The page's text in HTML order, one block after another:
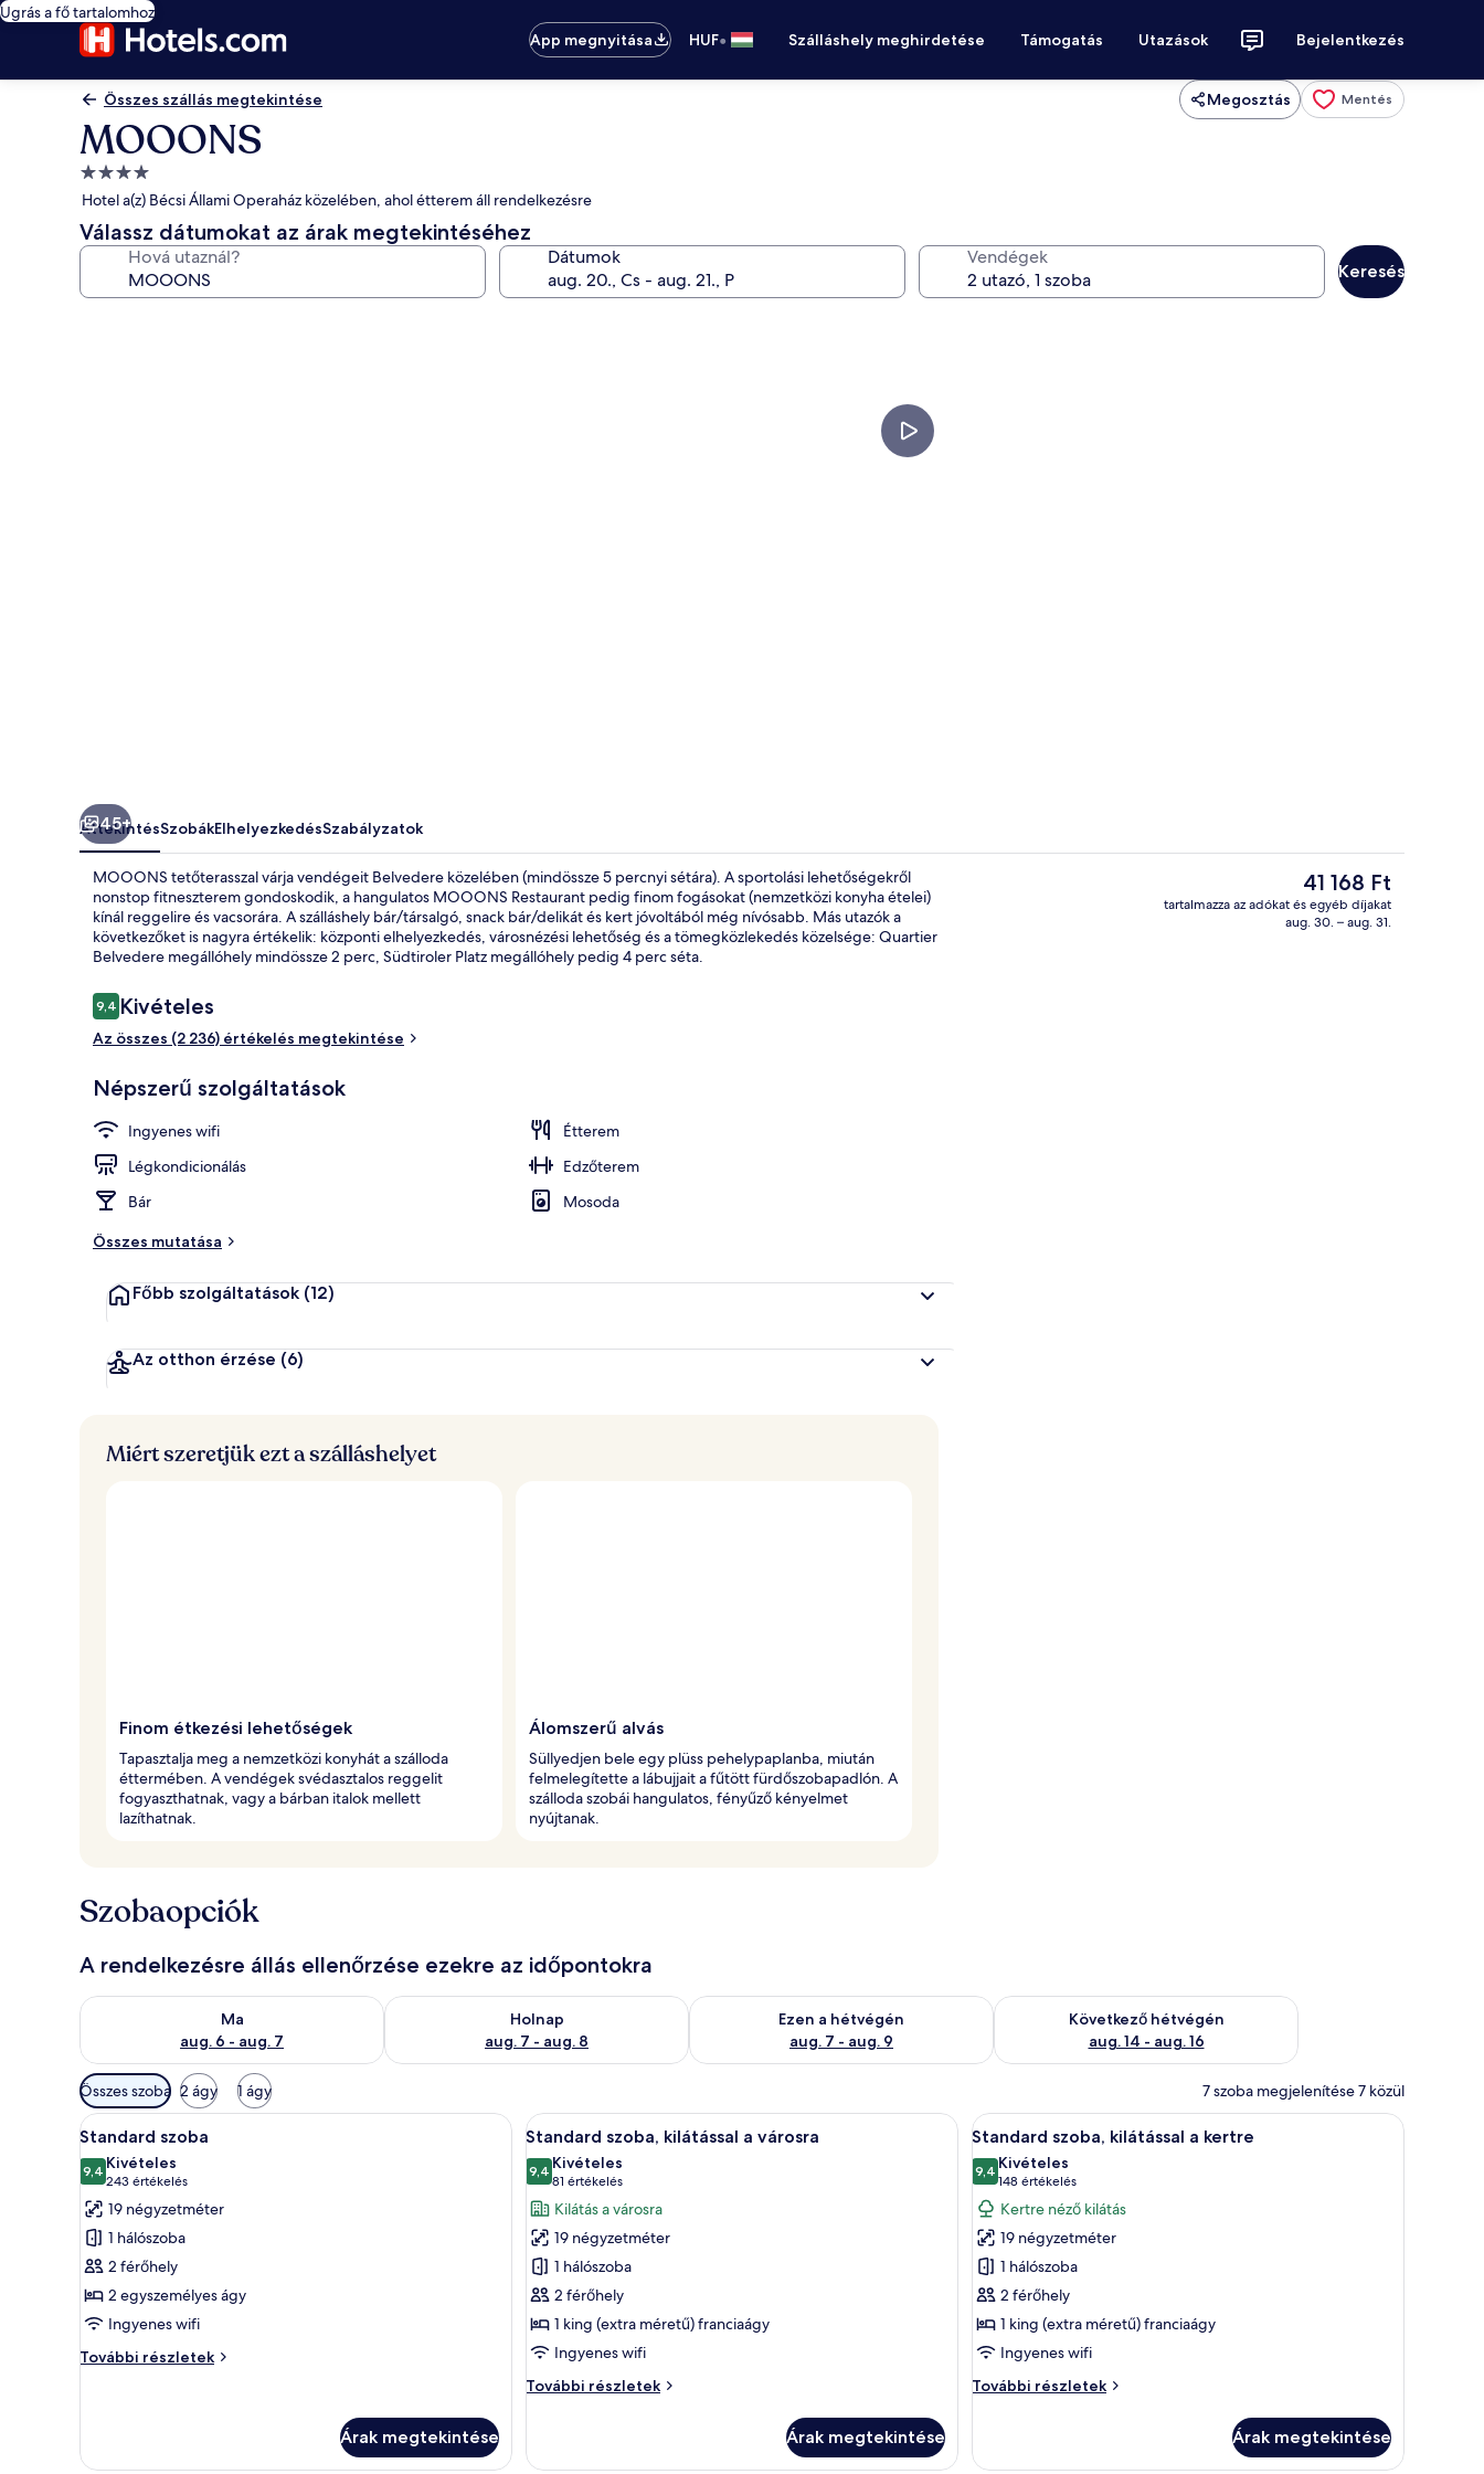
Ugrás a fő tartalomhoz
App megnyitása
HUF• Szálláshely meghirdetése Támogatás Utazások Bejelentkezés
Összes szállás megtekintése Megosztás Mentés
MOOONS
4.0
csillagos
szálláshely
Hotel a(z) Bécsi Állami Operaház közelében, ahol étterem áll rendelkezésre
Válassz dátumokat az árak megtekintéséhez
Hová utaznál? Dátumok Vendégek
Keresés
Tetőtéri bár Tetőtéri bár
45+
ÁttekintésSzobákElhelyezkedésSzabályzatok
MOOONS tetőterasszal várja vendégeit Belvedere közelében (mindössze 5 percnyi sétára). A sportolási lehetőségekről
nonstop fitneszterem gondoskodik, a hangulatos MOOONS Restaurant pedig finom fogásokat (nemzetközi konyha ételei)
kínál reggelire és vacsorára. A szálláshely bár/társalgó, snack bár/delikát és kert jóvoltából még nívósabb. Más utazók a
következőket is nagyra értékelik: központi elhelyezkedés, városnézési lehetőség és a tömegközlekedés közelsége: Quartier
Belvedere megállóhely mindössze 2 perc, Südtiroler Platz megállóhely pedig 4 perc séta.
Értékelések
9,49,4 ennyiből: 10
Kivételes
Az összes (2 236) értékelés megtekintése
Népszerű szolgáltatások
Ingyenes wifi
Étterem
Légkondicionálás
Edzőterem
Bár
Mosoda
Összes mutatása
Főbb szolgáltatások (12)
Az otthon érzése (6)
A
jelenlegi
ár
41 168 Ft
tartalmazza az adókat és egyéb díjakat
aug. 30. – aug. 31.
Miért szeretjük ezt a szálláshelyet
Finom étkezési lehetőségek
Tapasztalja meg a nemzetközi konyhát a szálloda
éttermében. A vendégek svédasztalos reggelit
fogyaszthatnak, vagy a bárban italok mellett
lazíthatnak.
Álomszerű alvás
Süllyedjen bele egy plüss pehelypaplanba, miután
felmelegítette a lábujjait a fűtött fürdőszobapadlón. A
szálloda szobái hangulatos, fényűző kényelmet
nyújtanak.
Szobaopciók
A rendelkezésre állás ellenőrzése ezekre az időpontokra
Ma
aug. 6 - aug. 7
A ma esti rendelkezésre állás ellenőrzése: aug. 6 - aug. 7
Holnap
aug. 7 - aug. 8
A holnapi rendelkezésre állás ellenőrzése: aug. 7 - aug. 8
Ezen a hétvégén
aug. 7 - aug. 9
A mostani hétvégi rendelkezésre állás ellenőrzése: aug. 7 - aug. 9
Következő hétvégén
aug. 14 - aug. 16
A következő hétvégi rendelkezésre állás ellenőrzése: aug. 14 -
Szobákhoz
rendelkezésre
álló
szűrők
Összes szoba 2 ágy 1 ágy 7 szoba megjelenítése 7 közül
A
következő
szoba
összes
képének
megtekintése:
Standard
szoba
Egy modern szállodaszoba, amelyben egy nagy ágy, egy kör alakú ablak és kilátás nyílik a városra.
8
Standard szoba
9,410-ből 9,4
Kivételes
243 értékelés
(243
értékelés)
19 négyzetméter
1 hálószoba
2 férőhely
2 egyszemélyes ágy
Ingyenes wifi
További részletek
Standard
Árak megtekintése
A
következő
szoba
összes
képének
megtekintése:
Standard
szoba,
kilátással
a
városra
Egy modern szállodaszoba, melyben egy nagy ágy, egy kör alakú ablak, ahonnan kilátás nyílik a városra, egy
7
Standard szoba, kilátással a városra
9,410-ből 9,4
Kivételes
81 értékelés
(81
értékelés)
Kilátás a városra
19 négyzetméter
1 hálószoba
2 férőhely
1 king (extra méretű) franciaágy
Ingyenes wifi
További részletek
Standard
városra
Árak megtekintése
A
következő
szoba
összes
képének
megtekintése:
Standard
szoba,
kilátással
a
kertre
Egy modern szállodaszoba, amelyben egy
5
Standard szoba, kilátással a kertre
9,410-ből 9,4
Kivételes
148 értékelés
(148
értékelés)
Kertre néző kilátás
19 négyzetméter
1 hálószoba
2 férőhely
1 king (extra méretű) franciaágy
Ingyenes wifi
További részletek
Standard
kertre
Árak megtekintése